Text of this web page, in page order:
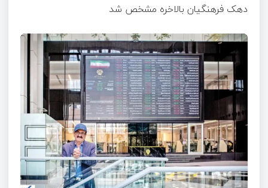
دهک فرهنگیان بالاخره مشخص شد